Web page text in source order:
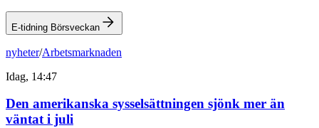
E-tidning Börsveckan
nyheter/Arbetsmarknaden
Idag, 14:47
Den amerikanska sysselsättningen sjönk mer än
väntat i juli